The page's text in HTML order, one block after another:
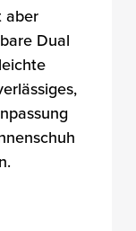
aber
Dual